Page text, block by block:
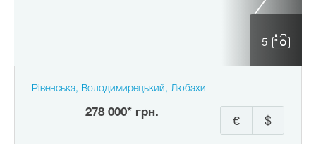
5
Рівенська, Володимирецький, Любахи
278 000* грн.
$
€